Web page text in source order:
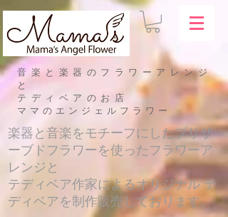
音楽と楽器のフラワーアレンジ
と
テディベアのお店
​ママのエンジェルフラワー
​楽器と音楽をモチーフにしたプリザ
ーブドフラワーを使ったフラワーア
レンジと
テディベア作家によるオリジナル テ
ディベアを制作販売しております。